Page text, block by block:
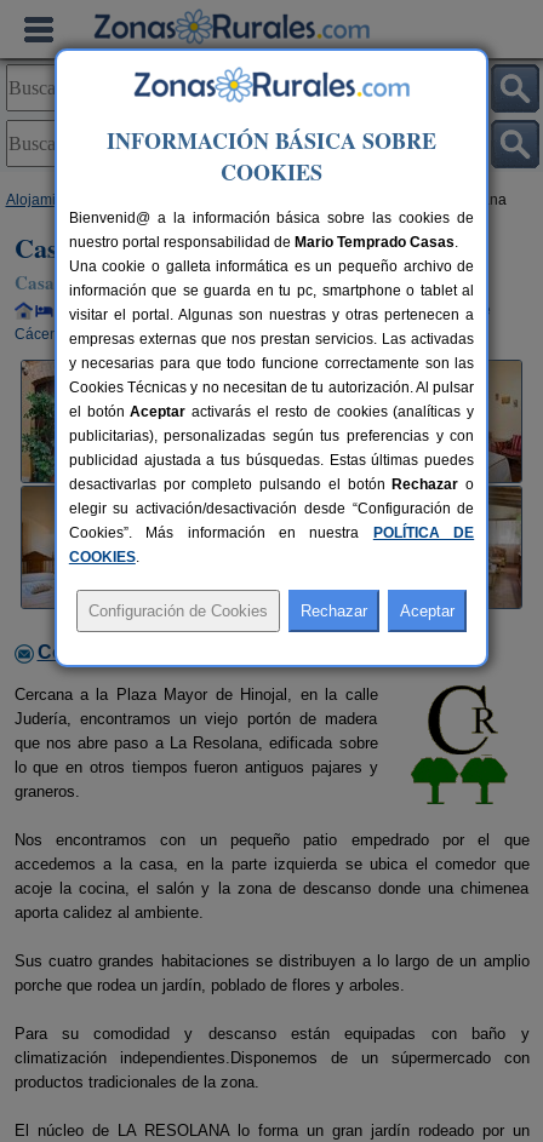
Alojamientos > Casa Rural La Resolana
Casa Rural La Resolana
Casa Rural en Hinojal (Cáceres)
Alquiler completo y por habitaciones 10+2 plazas
30 km de
Cáceres
Contactar con el alojamiento
Cercana a la Plaza Mayor de Hinojal, en la calle
Judería, encontramos un viejo portón de madera
que nos abre paso a La Resolana, edificada sobre
lo que en otros tiempos fueron antiguos pajares y
graneros.
Nos encontramos con un pequeño patio empedrado por el que
accedemos a la casa, en la parte izquierda se ubica el comedor que
acoje la cocina, el salón y la zona de descanso donde una chimenea
aporta calidez al ambiente.
Sus cuatro grandes habitaciones se distribuyen a lo largo de un amplio
porche que rodea un jardín, poblado de flores y arboles.
Para su comodidad y descanso están equipadas con baño y
climatización independientes.Disponemos de un súpermercado con
productos tradicionales de la zona.
El núcleo de LA RESOLANA lo forma un gran jardín rodeado por un
INFORMACIÓN BÁSICA SOBRE
COOKIES
Bienvenid@ a la información básica sobre las cookies de
nuestro portal responsabilidad de Mario Temprado Casas.
Una cookie o galleta informática es un pequeño archivo de
información que se guarda en tu pc, smartphone o tablet al
visitar el portal. Algunas son nuestras y otras pertenecen a
empresas externas que nos prestan servicios. Las activadas
y necesarias para que todo funcione correctamente son las
Cookies Técnicas y no necesitan de tu autorización. Al pulsar
el botónAceptar activarás el resto de cookies (analíticas y
publicitarias), personalizadas según tus preferencias y con
publicidad ajustada a tus búsquedas. Estas últimas puedes
desactivarlas por completo pulsando el botón Rechazar o
elegir su activación/desactivación desde “Configuración de
Cookies”. Más información en nuestra
POLÍTICA DE
COOKIES.